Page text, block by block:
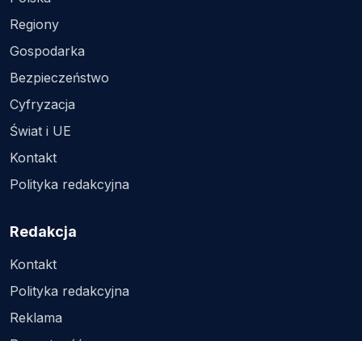
Regiony
Gospodarka
Bezpieczeństwo
Cyfryzacja
Świat i UE
Kontakt
Polityka redakcyjna
Redakcja
Kontakt
Polityka redakcyjna
Reklama